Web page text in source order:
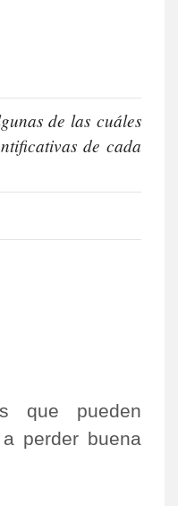
de las cuáles
de cada
que pueden
perder buena